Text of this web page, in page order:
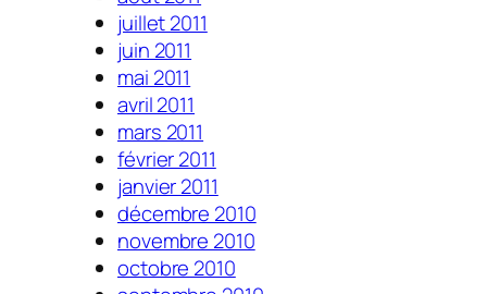
juillet 2011
juin 2011
mai 2011
avril 2011
mars 2011
février 2011
janvier 2011
décembre 2010
novembre 2010
octobre 2010